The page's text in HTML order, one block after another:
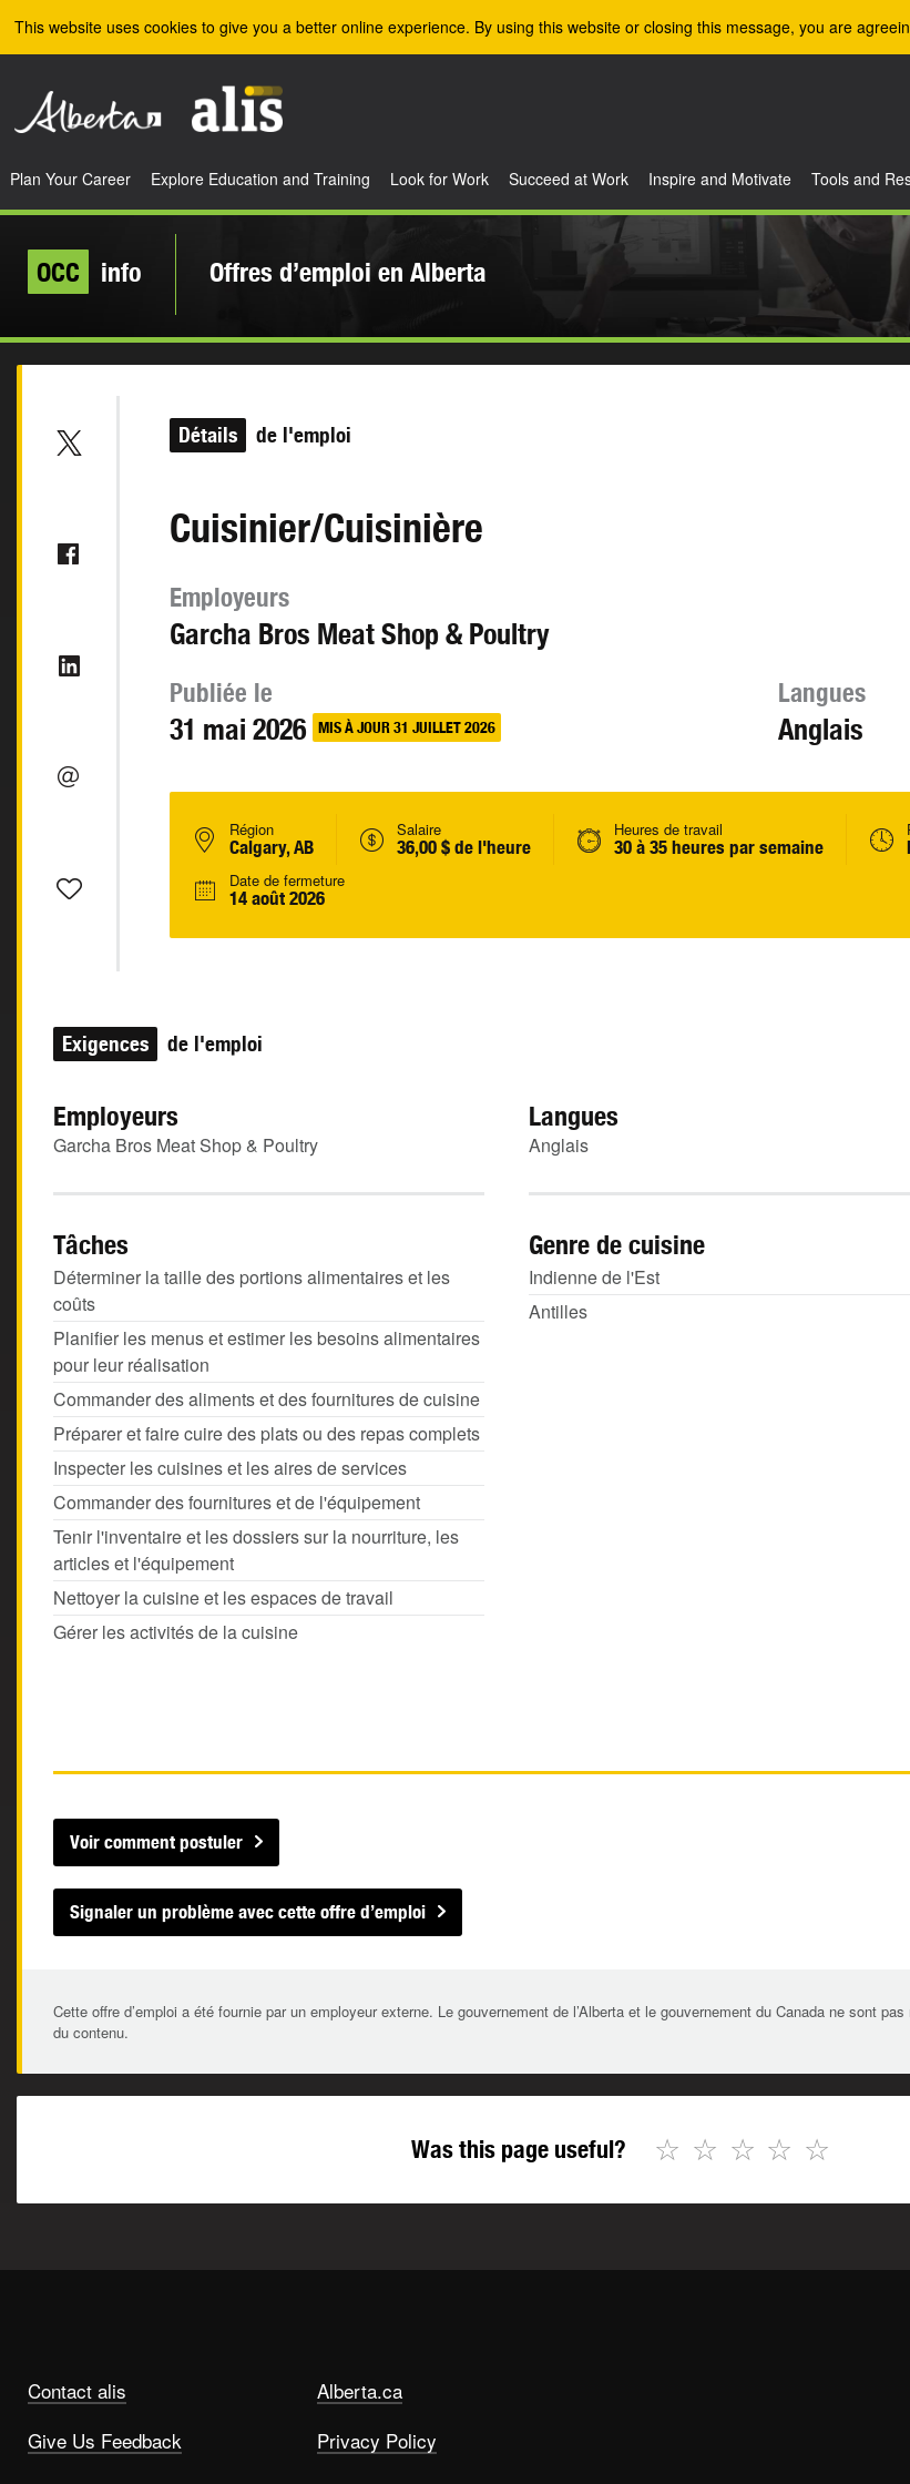
This website uses cookies to give you a better online experience. By using this website or closing this message, you are
Plan Your Career Explore Education and Training Look for Work Succeed at Work Inspire and Motivate Tools and
OCC info Offres d’emploi en Alberta
Détails de l'emploi
Cuisinier/Cuisinière
Employeurs
Garcha Bros Meat Shop & Poultry
Publiée le
31 mai 2026 MIS À JOUR 31 JUILLET 2026
Langues
Anglais
Région
Calgary, AB
Salaire
36,00 $ de l'heure
Heures de travail
30 à 35 heures par semaine
Date de fermeture
14 août 2026
Exigences de l'emploi
Employeurs
Garcha Bros Meat Shop & Poultry
Langues
Anglais
Tâches
Déterminer la taille des portions alimentaires et les
coûts
Planifier les menus et estimer les besoins alimentaires
pour leur réalisation
Commander des aliments et des fournitures de cuisine
Préparer et faire cuire des plats ou des repas complets
Inspecter les cuisines et les aires de services
Commander des fournitures et de l'équipement
Tenir l'inventaire et les dossiers sur la nourriture, les
articles et l'équipement
Nettoyer la cuisine et les espaces de travail
Gérer les activités de la cuisine
Genre de cuisine
Indienne de l'Est
Antilles
Voir comment postuler
Signaler un problème avec cette offre d’emploi
Cette offre d’emploi a été fournie par un employeur externe. Le gouvernement de l’Alberta et le gouvernement du Canada ne sont
du contenu.
Was this page useful? ☆
☆
☆
☆
☆
Contact alis
Give Us Feedback
Alberta.ca
Privacy Policy